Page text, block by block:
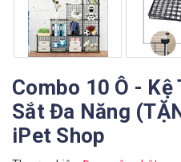
Combo 10 Ô -
Sắt Đa Năng
iPet Shop